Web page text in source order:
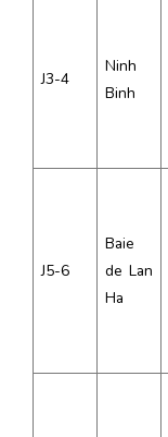
J3-4
Ninh
Binh
J5-6
Baie
de Lan
Ha